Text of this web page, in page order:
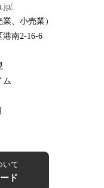
、小売業）
港南2-16-6
ム
いて
ド